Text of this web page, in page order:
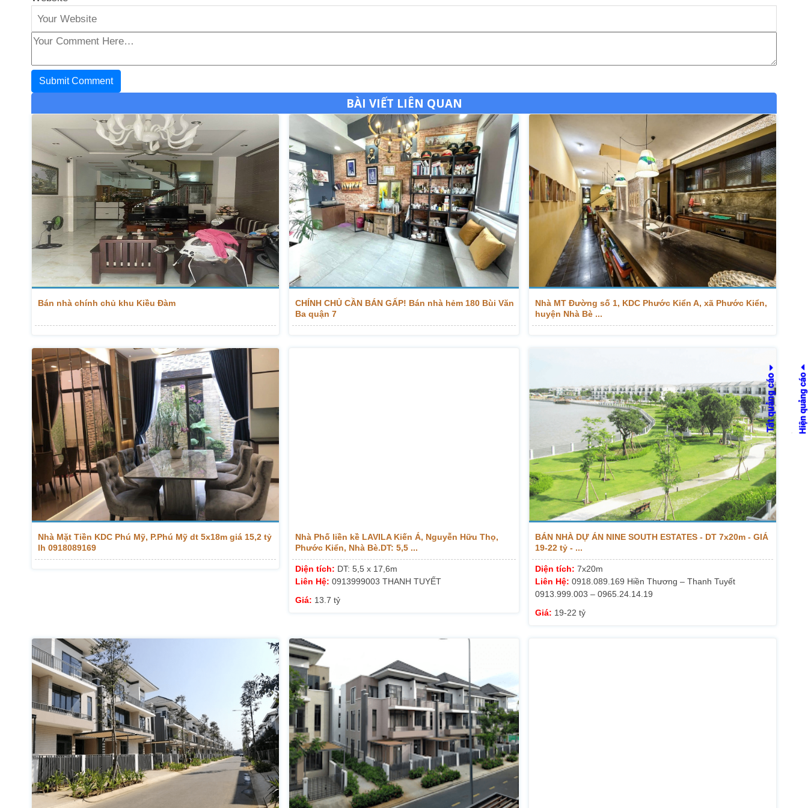
BÀI VIẾT LIÊN QUAN
Bán nhà chính chủ khu Kiều Đàm
CHÍNH CHỦ CẦN BÁN GẤP! Bán nhà hẻm 180 Bùi Văn
Ba quận 7
Nhà MT Đường số 1, KDC Phước Kiển A, xã Phước Kiển,
huyện Nhà Bè ...
Nhà Mặt Tiền KDC Phú Mỹ, P.Phú Mỹ dt 5x18m giá 15,2 tỷ
lh 0918089169
Nhà Phố liền kề LAVILA Kiến Á, Nguyễn Hữu Thọ,
Phước Kiển, Nhà Bè.DT: 5,5 ...
Diện tích: DT: 5,5 x 17,6m
Liên Hệ:0913999003 THANH TUYẾT
Giá: 13.7 tỷ
BÁN NHÀ DỰ ÁN NINE SOUTH ESTATES - DT 7x20m - GIÁ
19-22 tỷ - ...
Diện tích: 7x20m
Liên Hệ: 0918.089.169 Hiền Thương – Thanh Tuyết
0913.999.003 – 0965.24.14.19
Giá: 19-22 tỷ